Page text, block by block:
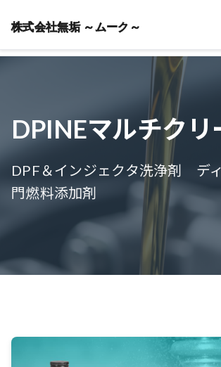
株式会社無垢 ～ムーク～
DPINEマルチクリ
DPF＆インジェクタ洗浄剤 デ
門燃料添加剤